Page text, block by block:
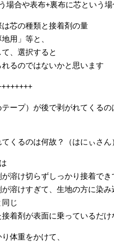
場合や表布+裏布に芯という
芯の種類と接着剤の量
用」等と、
、選択すると
るのではないかと思います
ープ）が後で剥がれてくる
くるのは何故？（はにぃさん
け切らずしっかり接着でき
けすぎて、生地の方に染み
じ
剤が表面に乗っているだけ
体重をかけて、